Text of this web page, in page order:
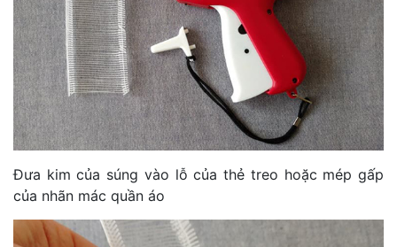
Đưa kim của súng vào lỗ của thẻ treo hoặc mép gấp
của nhãn mác quần áo